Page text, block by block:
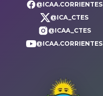
@ICAA.CORRIENTES
@ICA_CTES
@ICAA_CTES
@ICAA.CORRIENTES